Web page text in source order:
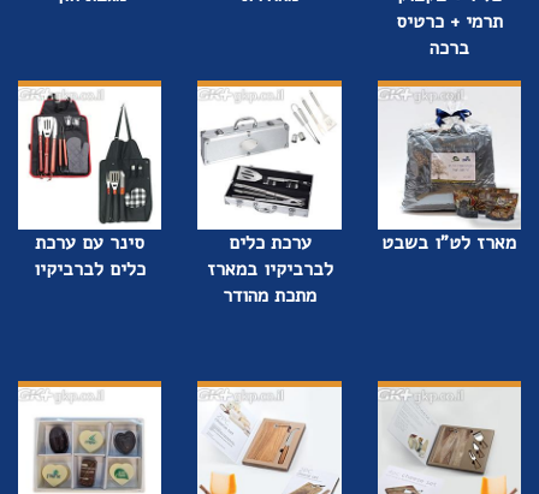
תרמי + כרטיס
ברכה
מארז לט"ו בשבט
ערכת כלים
לברביקיו במארז
מתכת מהודר
סינר עם ערכת
כלים לברביקיו